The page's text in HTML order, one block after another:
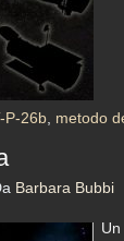
P-26b, metodo
Barbara Bubbi